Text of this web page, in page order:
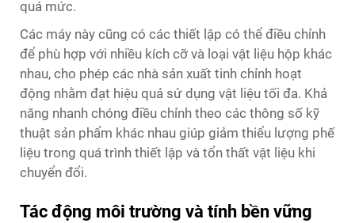
quá mức.
Các máy này cũng có các thiết lập có thể điều chỉnh
để phù hợp với nhiều kích cỡ và loại vật liệu hộp khác
nhau, cho phép các nhà sản xuất tinh chỉnh hoạt
động nhằm đạt hiệu quả sử dụng vật liệu tối đa. Khả
năng nhanh chóng điều chỉnh theo các thông số kỹ
thuật sản phẩm khác nhau giúp giảm thiểu lượng phế
liệu trong quá trình thiết lập và tổn thất vật liệu khi
chuyển đổi.
Tác động môi trường và tính bền vững